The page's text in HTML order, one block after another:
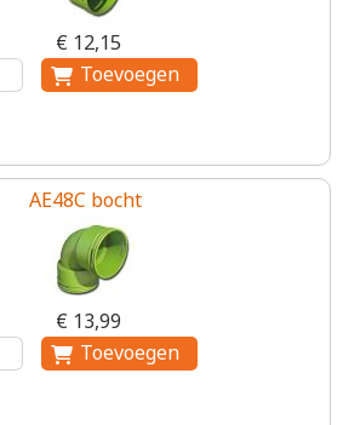
€ 12,15
AE48C bocht
€ 13,99